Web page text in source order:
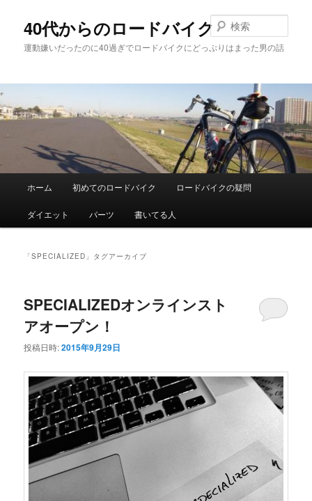
テ
ン
ツ
へ
移
ン
ツ
へ
移
動
40代からのロードバイク
運動嫌いだったのに40過ぎでロードバイクにどっぷりはまった男の話
索
メ
ホーム 初めてのロードバイク ロードバイクの疑問
ダイエット パーツ 書いてる人
「SPECIALIZED 」タグアーカイブ
SPECIALIZEDオンラインスト
アオープン！
投稿日時:2015年9月29日